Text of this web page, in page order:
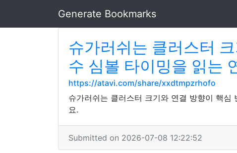
Generate Bookmarks
슈가러쉬는 클러스터
수 심볼 타이밍을 읽는
https://atavi.com/share/xxdtmpzrhofo
슈가러쉬는 클러스터 크기와 연결 방향이 핵
요.
Submitted on 2026-07-08 12:22:52